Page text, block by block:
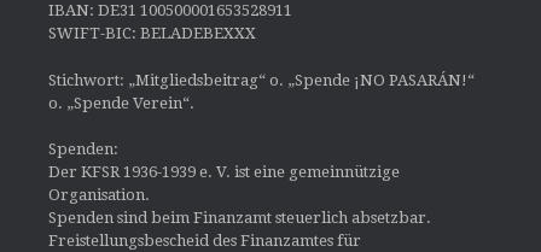
IBAN: DE31 100500001653528911
SWIFT-BIC: BELADEBEXXX
Stichwort: „Mitgliedsbeitrag“ o. „Spende ¡NO PASARÁN!“
o. „Spende Verein“.
Spenden:
Der KFSR 1936-1939 e. V. ist eine gemeinnützige
Organisation.
Spenden sind beim Finanzamt steuerlich absetzbar.
Freistellungsbescheid des Finanzamtes für